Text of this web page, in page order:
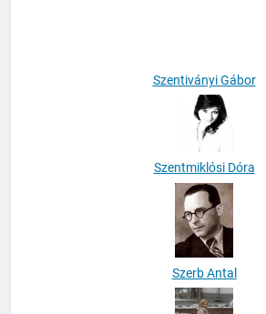
Szentmiklósi Dóra
Szerb Antal
Szoboszlai Krisztina